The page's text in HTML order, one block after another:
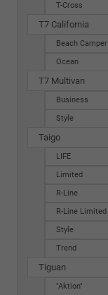
T-Cross
T7 California
Beach Camper
Ocean
T7 Multivan
Business
Style
Taigo
LIFE
Limited
R-Line
R-Line Limited
Style
Trend
Tiguan
"Aktion"